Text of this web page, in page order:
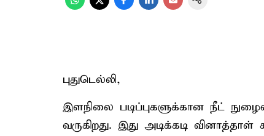
புதுடெல்லி,
இளநிலை படிப்புகளுக்கான நீட்
வருகிறது. இது அடிக்கடி